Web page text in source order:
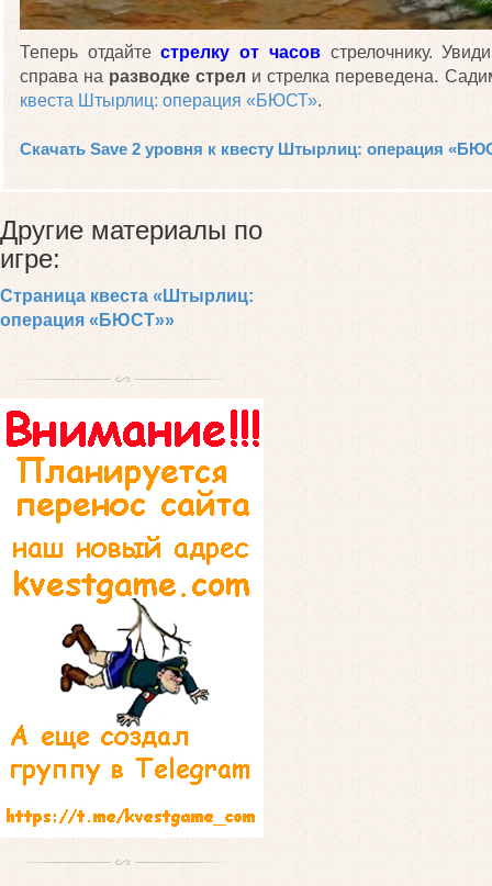
Теперь отдайтестрелку от часовстрелочнику.
справа на разводке стрел и стрелка переведена.
квеста Штырлиц: операция «БЮСТ».
Скачать Save 2 уровня к квесту Штырлиц: операция
Другие материалы по
игре:
Страница квеста «Штырлиц:
операция «БЮСТ»»